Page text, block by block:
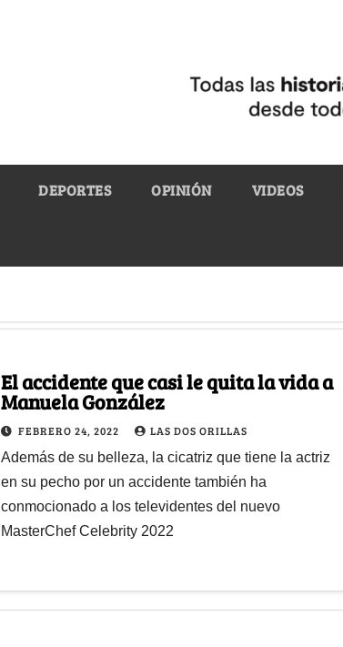
DEPORTES OPINIÓN VIDEOS
El accidente que casi le quita la vida a
Manuela González
FEBRERO 24, 2022 LAS DOS ORILLAS
Además de su belleza, la cicatriz que tiene la actriz
en su pecho por un accidente también ha
conmocionado a los televidentes del nuevo
MasterChef Celebrity 2022